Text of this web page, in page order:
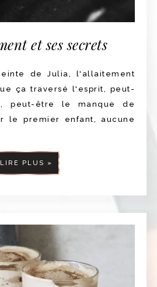
et ses secrets
de Julia, l'allaitement
ça traversé l'esprit, peut-
peut-être le manque de
le premier enfant, aucune
LIRE PLUS »